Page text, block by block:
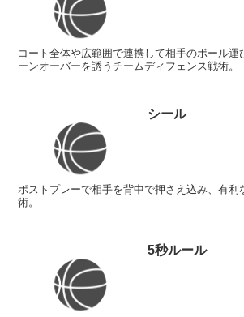
コート全体や広範囲で連携して相手のボール運
ーンオーバーを誘うチームディフェンス戦術。
シール
ポストプレーで相手を背中で押さえ込み、有利
術。
5秒ルール